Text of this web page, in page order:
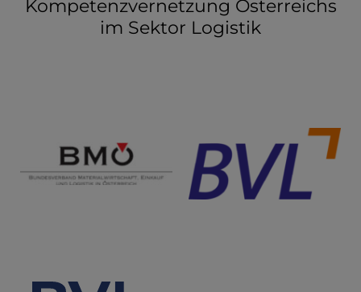
Kompetenzvernetzung Österreichs
im Sektor Logistik